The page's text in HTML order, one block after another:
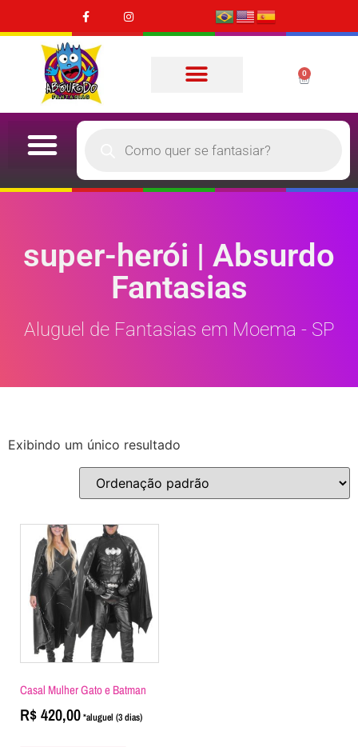
0
super-herói | Absurdo
Fantasias
Aluguel de Fantasias em Moema - SP
Exibindo um único resultado
Casal Mulher Gato e Batman
R$420,00